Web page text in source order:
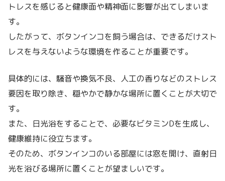
トレスを感じると健康面や精神面に影響が出てしまいま
す。
したがって、ボタンインコを飼う場合は、できるだけスト
レスを与えないような環境を作ることが重要です。
具体的には、騒音や換気不良、人工の香りなどのストレス
要因を取り除き、穏やかで静かな場所に置くことが大切で
す。
また、日光浴をすることで、必要なビタミンDを生成し、
健康維持に役立ちます。
そのため、ボタンインコのいる部屋には窓を開け、直射日
光を浴びる場所に置くことが望ましいです。